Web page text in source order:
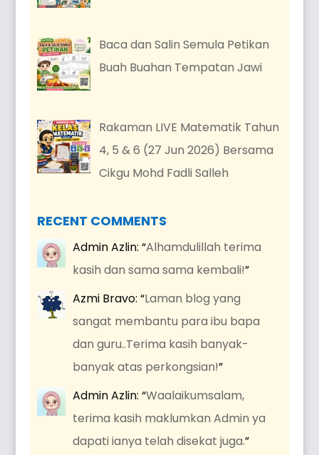
Baca dan Salin Semula Petikan
Buah Buahan Tempatan Jawi
Rakaman LIVE Matematik Tahun
4, 5 & 6 (27 Jun 2026) Bersama
Cikgu Mohd Fadli Salleh
RECENT COMMENTS
Admin Azlin: “Alhamdulillah terima
kasih dan sama sama kembali!”
Azmi Bravo: “Laman blog yang
sangat membantu para ibu bapa
dan guru..Terima kasih banyak-
banyak atas perkongsian!”
Admin Azlin: “Waalaikumsalam,
terima kasih maklumkan Admin ya
dapati ianya telah disekat juga.”